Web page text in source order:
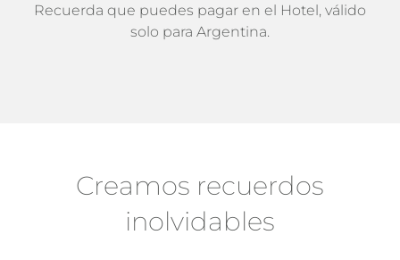
Recuerda que puedes pagar en el Hotel, válido
solo para Argentina.
Creamos recuerdos
inolvidables